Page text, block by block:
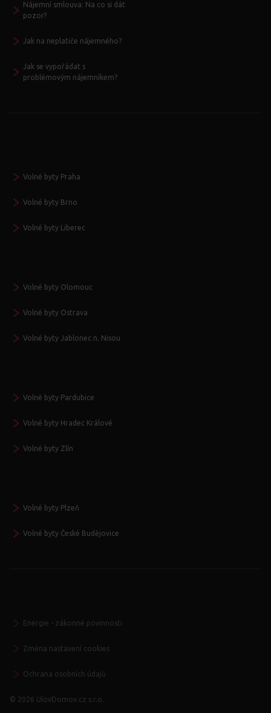
Nájemní smlouva: Na co si dát
pozor?
Jak na neplatiče nájemného?
Jak se vypořádat s
problémovým nájemníkem?
Volné byty Praha
Volné byty Brno
Volné byty Liberec
Volné byty Olomouc
Volné byty Ostrava
Volné byty Jablonec n. Nisou
Volné byty Pardubice
Volné byty Hradec Králové
Volné byty Zlín
Volné byty Plzeň
Volné byty České Budějovice
Energie - zákonné povinnosti
Změna nastavení cookies
Ochrana osobních údajů
© 2026 UlovDomov.cz s.r.o.